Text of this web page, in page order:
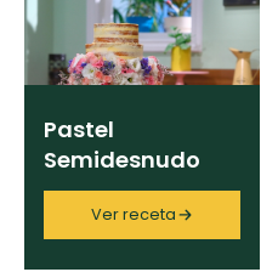
Pastel
Semidesnudo
Ver receta